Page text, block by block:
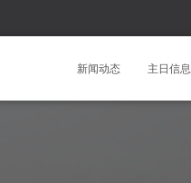
新闻动态 主日信息